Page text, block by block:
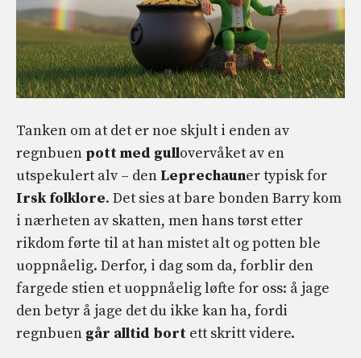
Tanken om at det er noe skjult i enden av
regnbuen pott med gullovervåket av en
utspekulert alv – den Leprechauner typisk for
Irsk folklore. Det sies at bare bonden Barry kom
i nærheten av skatten, men hans tørst etter
rikdom førte til at han mistet alt og potten ble
uoppnåelig. Derfor, i dag som da, forblir den
fargede stien et uoppnåelig løfte for oss: å jage
den betyr å jage det du ikke kan ha, fordi
regnbuen går alltid bort ett skritt videre.